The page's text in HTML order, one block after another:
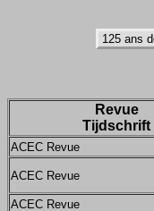
Revue
Tijdschrift
ACEC Revue
ACEC Revue
ACEC Revue